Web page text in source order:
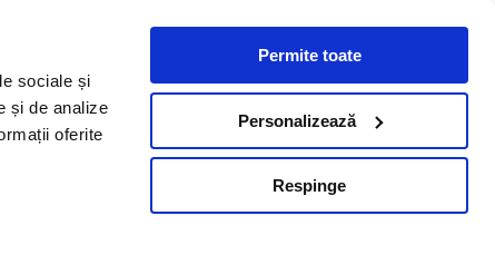
sociale și
și de analize
oferite
Permite toate
Personalizează
Respinge